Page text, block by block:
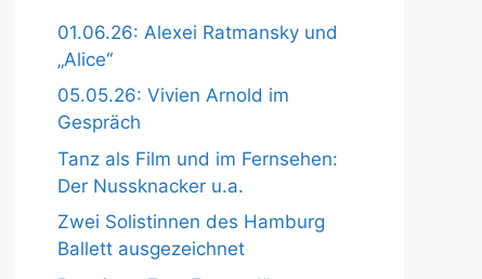
01.06.26: Alexei Ratmansky und
„Alice“
05.05.26: Vivien Arnold im
Gespräch
Tanz als Film und im Fernsehen:
Der Nussknacker u.a.
Zwei Solistinnen des Hamburg
Ballett ausgezeichnet